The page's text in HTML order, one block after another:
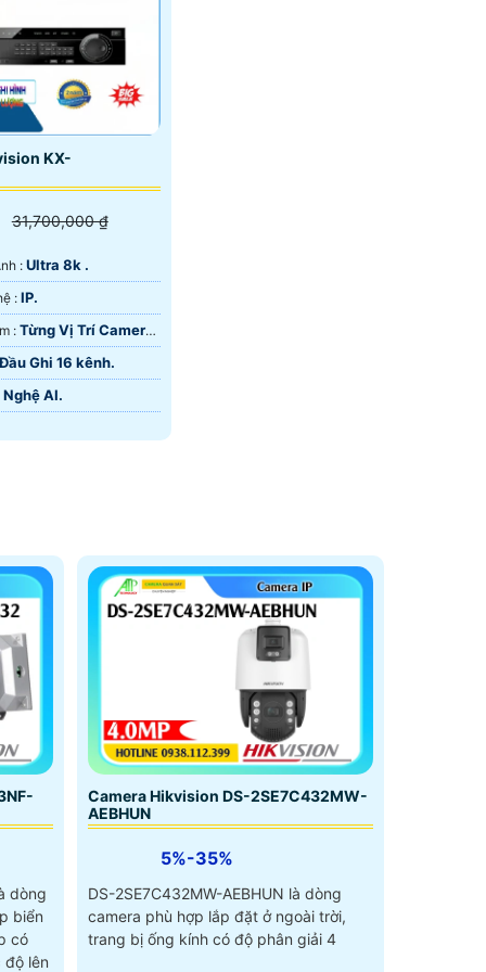
KX-
31,700,000 ₫
:Ultra 8k .
🏆 Sử dụng công nghệ : IP.
🌜 Tầm Nhìn Ban Đêm :Từng Vị Trí Camera
Đầu Ghi 16 kênh.
Nghệ AI.
dòng
biển
có
lên
Camera Hikvision DS-2SE7C432MW-
AEBHUN
5%-35%
DS-2SE7C432MW-AEBHUN là dòng
camera phù hợp lắp đặt ở ngoài trời,
trang bị ống kính có độ phân giải 4